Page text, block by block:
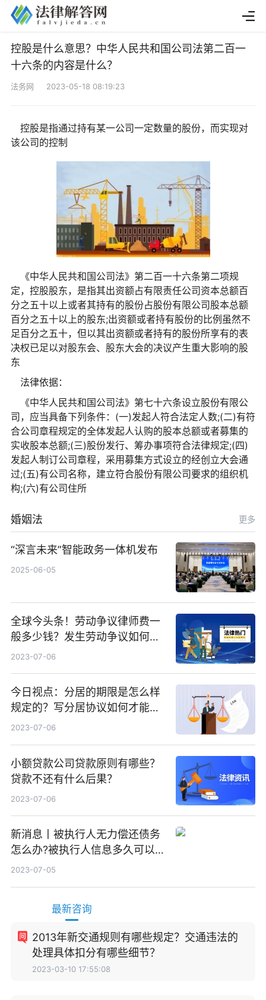
控股是什么意思？中华人民共和国公司法第二百一
十六条的内容是什么？
法务网 2023-05-18 08:19:23
控股是指通过持有某一公司一定数量的股份，而实现对
该公司的控制
《中华人民共和国公司法》第二百一十六条第二项规
定，控股股东，是指其出资额占有限责任公司资本总额百
分之五十以上或者其持有的股份占股份有限公司股本总额
百分之五十以上的股东;出资额或者持有股份的比例虽然不
足百分之五十，但以其出资额或者持有的股份所享有的表
决权已足以对股东会、股东大会的决议产生重大影响的股
东
法律依据：
《中华人民共和国公司法》第七十六条设立股份有限公
司，应当具备下列条件：(一)发起人符合法定人数;(二)有符
合公司章程规定的全体发起人认购的股本总额或者募集的
实收股本总额;(三)股份发行、筹办事项符合法律规定;(四)
发起人制订公司章程，采用募集方式设立的经创立大会通
过;(五)有公司名称，建立符合股份有限公司要求的组织机
构;(六)有公司住所
婚姻法 更多
“深言未来”智能政务一体机发布
2025-06-05
全球今头条！劳动争议律师费一
般多少钱？发生劳动争议如何算
工资？
2023-07-06
今日视点：分居的期限是怎么样
规定的？写分居协议如何才能有
效？
2023-07-06
小额贷款公司贷款原则有哪些？
贷款不还有什么后果？
2023-07-06
新消息丨被执行人无力偿还债务
怎么办?被执行人信息多久可以
消除?
2023-07-05
最新咨询
2013年新交通规则有哪些规定？交通违法的
处理具体扣分有哪些细节？
2023-03-10 17:55:08